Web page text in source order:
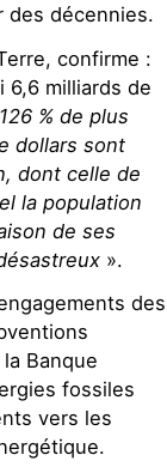
des décennies.
confirme :
6,6 milliards de
% de plus
dollars sont
dont celle de
la population
de ses
».
des
Banque
fossiles
vers les